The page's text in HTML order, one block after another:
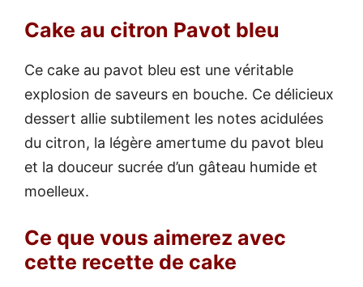
Cake au citron Pavot bleu
Ce cake au pavot bleu est une véritable
explosion de saveurs en bouche. Ce délicieux
dessert allie subtilement les notes acidulées
du citron, la légère amertume du pavot bleu
et la douceur sucrée d’un gâteau humide et
moelleux.
Ce que vous aimerez avec
cette recette de cake